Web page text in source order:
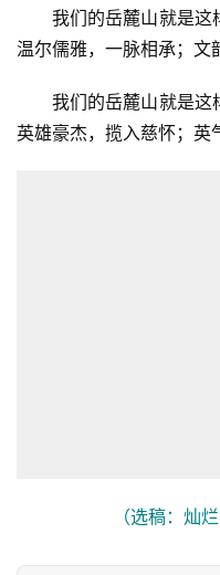
我们的岳麓山就是这
温尔儒雅，一脉相承；文
我们的岳麓山就是这
英雄豪杰，揽入慈怀；英
（选稿：灿